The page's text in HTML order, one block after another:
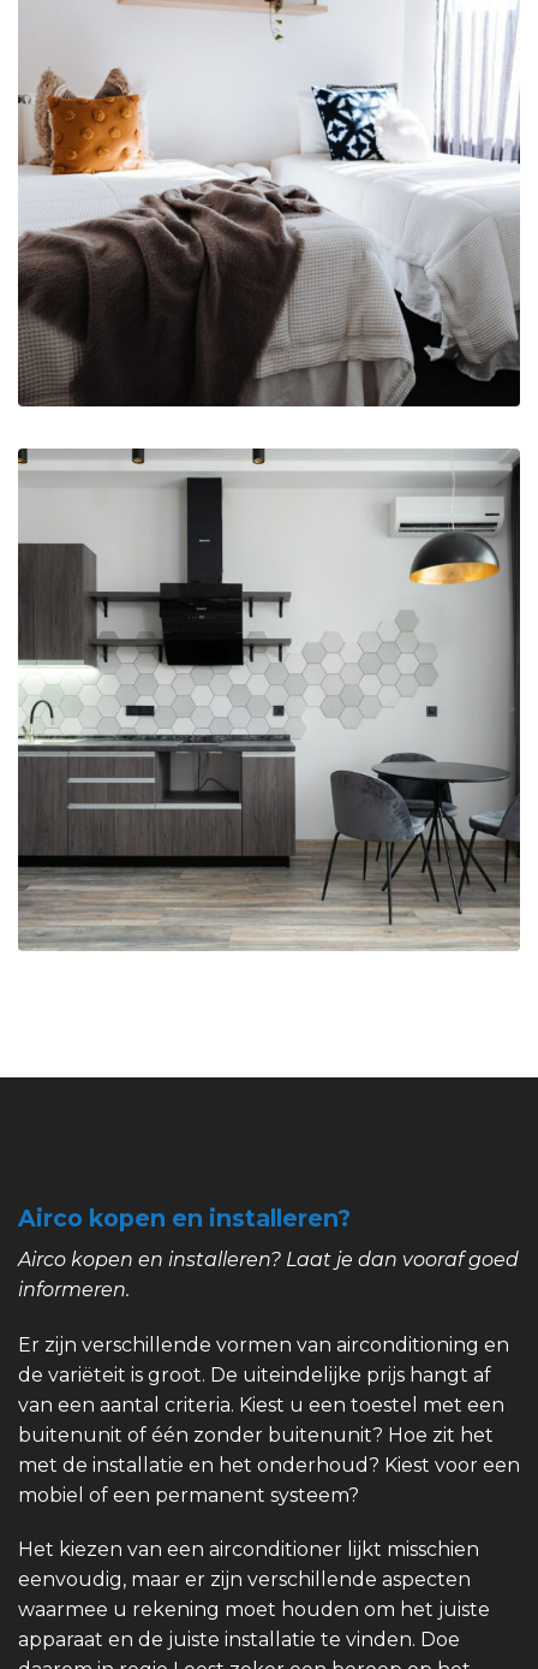
Airco kopen en installeren?
Airco kopen en installeren? Laat je dan vooraf goed
informeren.
Er zijn verschillende vormen van airconditioning en
de variëteit is groot. De uiteindelijke prijs hangt af
van een aantal criteria. Kiest u een toestel met een
buitenunit of één zonder buitenunit? Hoe zit het
met de installatie en het onderhoud? Kiest voor een
mobiel of een permanent systeem?
Het kiezen van een airconditioner lijkt misschien
eenvoudig, maar er zijn verschillende aspecten
waarmee u rekening moet houden om het juiste
apparaat en de juiste installatie te vinden. Doe